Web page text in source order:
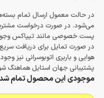
در حالت معمول ارسال تمام
می‌شود. در صورت درخواست
پست خصوصی مانند تیپاکس
در صورت تمایل برای دریافت
هوایی و باربری اتوبوسرانی نیز
پشتیبانی جهان استایل هماهنگ
موجودی این محصول تمام